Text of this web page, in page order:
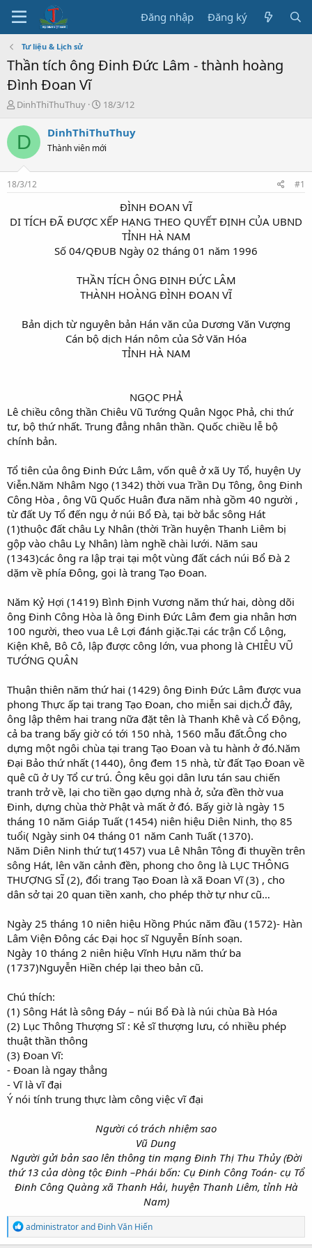
Đăng nhập Đăng ký
Tư liệu & Lịch sử
Thần tích ông Đinh Đức Lâm - thành hoàng
Đình Đoan Vĩ
T
r
a
s
t
r
t
DinhThiThuThuy
N
à
y
b
u
18/3/12
D DinhThiThuThuy
Thành viên mới
18/3/12 #1
ĐÌNH ĐOAN VĨ
DI TÍCH ĐÃ ĐƯỢC XẾP HẠNG THEO QUYẾT ĐỊNH CỦA UBND
TỈNH HÀ NAM
Số 04/QĐUB Ngày 02 tháng 01 năm 1996
THẦN TÍCH ÔNG ĐINH ĐỨC LÂM
THÀNH HOÀNG ĐÌNH ĐOAN VĨ
Bản dịch từ nguyên bản Hán văn của Dương Văn Vượng
Cán bộ dịch Hán nôm của Sở Văn Hóa
TỈNH HÀ NAM
NGỌC PHẢ​
Lê chiều công thần Chiêu Vũ Tướng Quân Ngọc Phả, chi thứ
tư, bộ thứ nhất. Trung đẳng nhân thần. Quốc chiều lễ bộ
chính bản.
Tổ tiên của ông Đinh Đức Lâm, vốn quê ở xã Uy Tổ, huyện Uy
Viễn.Năm Nhâm Ngọ (1342) thời vua Trần Dụ Tông, ông Đinh
Công Hòa , ông Vũ Quốc Huân đưa năm nhà gồm 40 người ,
từ đất Uy Tổ đến ngụ ở núi Bổ Đà, tại bờ bắc sông Hát
(1)thuộc đất châu Lỵ Nhân (thời Trần huyện Thanh Liêm bị
gộp vào châu Lỵ Nhân) làm nghề chài lưới. Năm sau
(1343)các ông ra lập trại tại một vùng đất cách núi Bổ Đà 2
dặm về phía Đông, gọi là trang Tạo Đoan.
Năm Kỷ Hợi (1419) Bình Định Vương năm thứ hai, dòng dõi
ông Đinh Công Hòa là ông Đinh Đức Lâm đem gia nhân hơn
100 người, theo vua Lê Lợi đánh giặc.Tại các trận Cổ Lộng,
Kiện Khê, Bô Cô, lập được công lớn, vua phong là CHIÊU VŨ
TƯỚNG QUÂN
Thuận thiên năm thứ hai (1429) ông Đinh Đức Lâm được vua
phong Thực ấp tại trang Tạo Đoan, cho miễn sai dịch.Ở đây,
ông lập thêm hai trang nữa đặt tên là Thanh Khê và Cổ Động,
cả ba trang bấy giờ có tới 150 nhà, 1560 mẫu đất.Ông cho
dựng một ngôi chùa tại trang Tạo Đoan và tu hành ở đó.Năm
Đại Bảo thứ nhất (1440), ông đem 15 nhà, từ đất Tạo Đoan về
quê cũ ở Uy Tổ cư trú. Ông kêu gọi dân lưu tán sau chiến
tranh trở về, lại cho tiền gạo dựng nhà ở, sửa đền thờ vua
Đinh, dựng chùa thờ Phật và mất ở đó. Bấy giờ là ngày 15
tháng 10 năm Giáp Tuất (1454) niên hiệu Diên Ninh, thọ 85
tuổi( Ngày sinh 04 tháng 01 năm Canh Tuất (1370).
Năm Diên Ninh thứ tư(1457) vua Lê Nhân Tông đi thuyền trên
sông Hát, lên vãn cảnh đền, phong cho ông là LỤC THÔNG
THƯỢNG SĨ (2), đổi trang Tạo Đoan là xã Đoan Vĩ (3) , cho
dân sở tại 20 quan tiền xanh, cho phép thờ tự như cũ…
Ngày 25 tháng 10 niên hiệu Hồng Phúc năm đầu (1572)- Hàn
Lâm Viện Đông các Đại học sĩ Nguyễn Bính soạn.
Ngày 10 tháng 2 niên hiệu Vĩnh Hựu năm thứ ba
(1737)Nguyễn Hiền chép lại theo bản cũ.
Chú thích:
(1) Sông Hát là sông Đáy – núi Bổ Đà là núi chùa Bà Hóa
(2) Lục Thông Thượng Sĩ : Kẻ sĩ thượng lưu, có nhiều phép
thuật thần thông
(3) Đoan Vĩ:
- Đoan là ngay thẳng
- Vĩ là vĩ đại
Ý nói tính trung thực làm công việc vĩ đại
Người có trách nhiệm sao
Vũ Dung
Người gửi bản sao lên thông tin mạng Đinh Thị Thu Thủy (Đời
thứ 13 của dòng tộc Đinh –Phái bốn: Cụ Đinh Công Toán- cụ Tổ
Đinh Công Quàng xã Thanh Hải, huyện Thanh Liêm, tỉnh Hà
Nam)​
R
e
administratorandĐinh Văn Hiến